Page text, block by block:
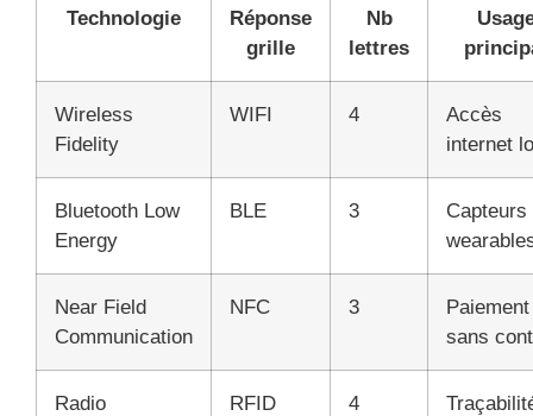
Technologie
Réponse
grille
Nb
lettres
Wireless
Fidelity
WIFI 4
Accès
internet
Bluetooth Low
Energy
BLE 3
Capteurs
Near Field
Communication
NFC 3
Paiement
sans
Radio
RFID 4